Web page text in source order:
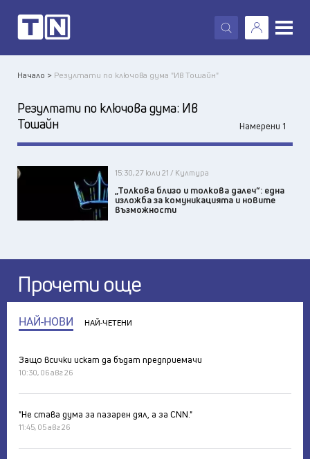
X
Начало > Резултати по ключова дума "Ив Тошайн"
Резултати по ключова дума: Ив
Тошайн
Намерени 1
15:30, 27 юли 21 / Култура
„Толкова близо и толкова далеч“: една
изложба за комуникацията и новите
възможности
Прочети още
НАЙ-НОВИ НАЙ-ЧЕТЕНИ
Защо всички искат да бъдат предприемачи
10:30, 06 авг 26
"Не става дума за пазарен дял, а за CNN."
11:45, 05 авг 26